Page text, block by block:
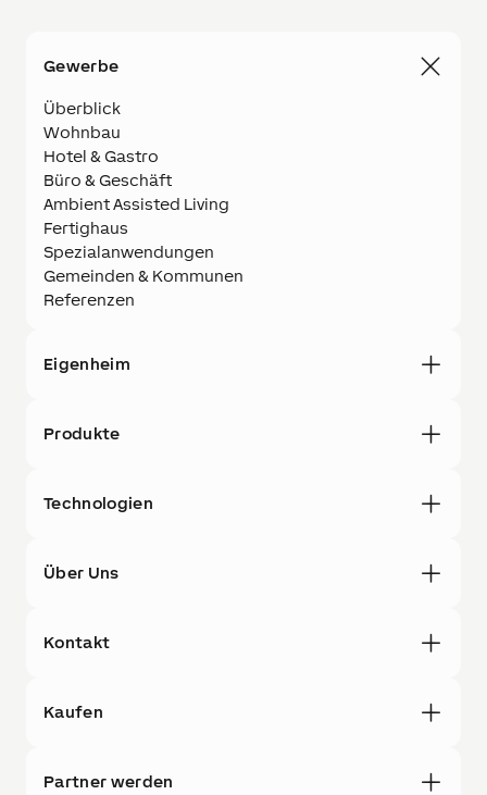
Gewerbe
Überblick
Wohnbau
Hotel & Gastro
Büro & Geschäft
Ambient Assisted Living
Fertighaus
Spezialanwendungen
Gemeinden & Kommunen
Referenzen
Eigenheim
Produkte
Technologien
Über Uns
Kontakt
Kaufen
Partner werden